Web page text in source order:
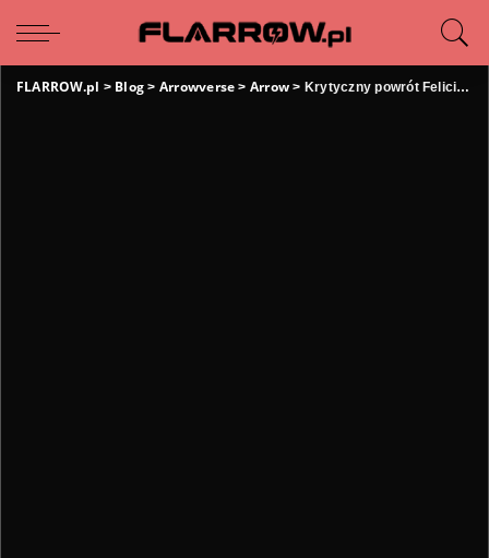
FLARROW.pl > Blog > Arrowverse > Arrow > Krytyczny powrót Felicity Smoak w finale serialu Arrow!